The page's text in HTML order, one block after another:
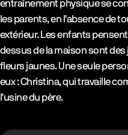
entraînement physique se
les parents, en l'absence de
extérieur. Les enfants
dessus de la maison sont
fleurs jaunes. Une seule
eux : Christina, qui travaille
l'usine du père.